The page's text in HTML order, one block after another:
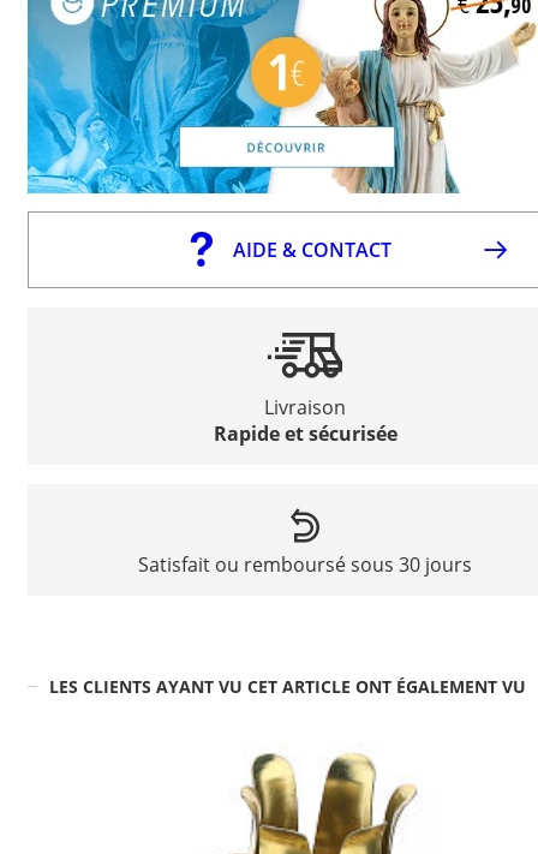
AIDE & CONTACT
Livraison
Rapide et sécurisée
Satisfait ou remboursé sous 30 jours
LES CLIENTS AYANT VU CET ARTICLE ONT ÉGALEMENT VU